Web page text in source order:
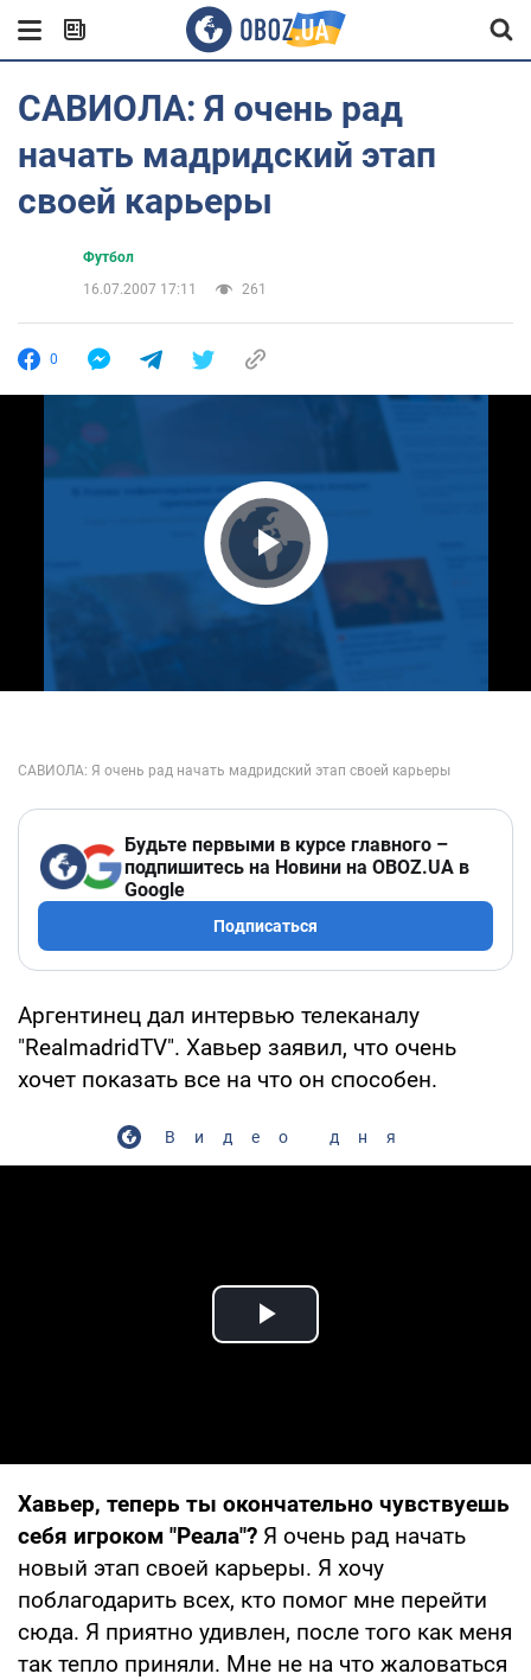
САВИОЛА: Я очень рад
начать мадридский этап
своей карьеры
Футбол
16.07.2007 17:11
261
0
Play Video
Будьте первыми в курсе главного –
подпишитесь на Новини на OBOZ.UA в
Google
Подписаться
Аргентинец дал интервью телеканалу
"RealmadridTV". Хавьер заявил, что очень
хочет показать все на что он способен.
Видео дня
Play Video
Хавьер, теперь ты окончательно чувствуешь
себя игроком "Реала"? Я очень рад начать
новый этап своей карьеры. Я хочу
поблагодарить всех, кто помог мне перейти
сюда. Я приятно удивлен, после того как меня
так тепло приняли. Мне не на что жаловаться